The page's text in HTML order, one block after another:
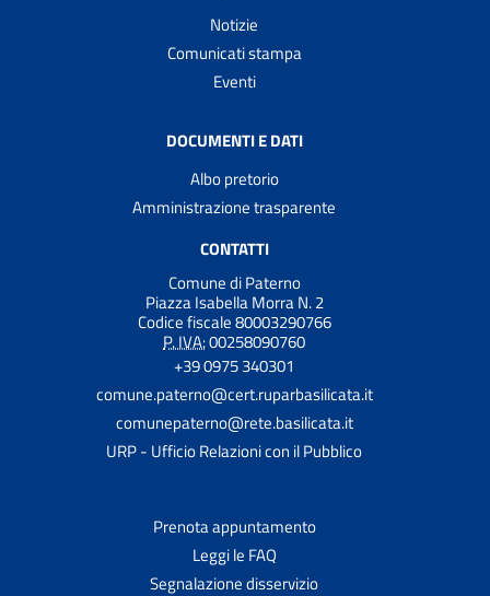
Notizie
Comunicati stampa
Eventi
DOCUMENTI E DATI
Albo pretorio
Amministrazione trasparente
CONTATTI
Comune di Paterno
Piazza Isabella Morra N. 2
Codice fiscale 80003290766
P. IVA:00258090760
+39 0975 340301
comune.paterno@cert.ruparbasilicata.it
comunepaterno@rete.basilicata.it
URP - Ufficio Relazioni con il Pubblico
Prenota appuntamento
Leggi le FAQ
Segnalazione disservizio